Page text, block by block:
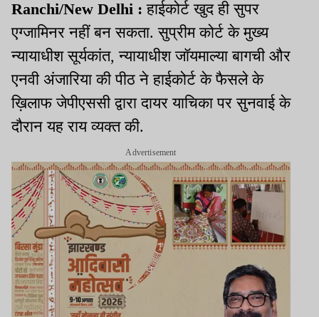
Ranchi/New Delhi : हाईकोर्ट खुद ही सुपर
एग्जामिनर नहीं बन सकता. सुप्रीम कोर्ट के मुख्य
न्यायाधीश सूर्यकांत, न्यायाधीश जॉयमाल्या बागची और
एनवी अंजारिया की पीठ ने हाईकोर्ट के फैसले के
ख़िलाफ जेपीएससी द्वारा दायर याचिका पर सुनवाई के
दौरान यह राय व्यक्त की.
Advertisement